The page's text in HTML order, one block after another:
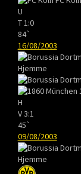
U
T 1:0
84`
16/08/2003
Hjemme
H
V3:1
45`
09/08/2003
Hjemme